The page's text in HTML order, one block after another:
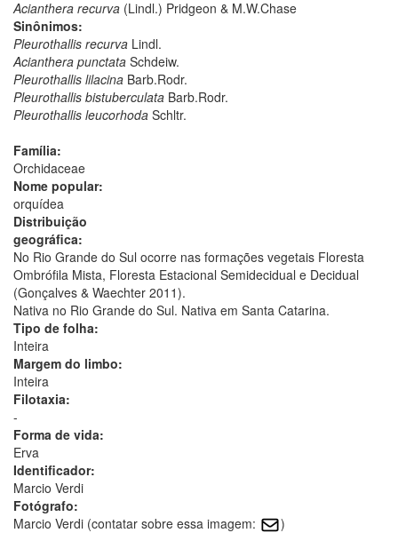
Acianthera recurva (Lindl.) Pridgeon & M.W.Chase
Sinônimos:
Pleurothallis recurva Lindl.
Acianthera punctata Schdeiw.
Pleurothallis lilacina Barb.Rodr.
Pleurothallis bistuberculata Barb.Rodr.
Pleurothallis leucorhoda Schltr.
Família:
Orchidaceae
Nome popular:
orquídea
Distribuição
geográfica:
No Rio Grande do Sul ocorre nas formações vegetais Floresta
Ombrófila Mista, Floresta Estacional Semidecidual e Decidual
(Gonçalves & Waechter 2011).
Nativa no Rio Grande do Sul. Nativa em Santa Catarina.
Tipo de folha:
Inteira
Margem do limbo:
Inteira
Filotaxia:
-
Forma de vida:
Erva
Identificador:
Marcio Verdi
Fotógrafo:
Marcio Verdi (contatar sobre essa imagem:
)